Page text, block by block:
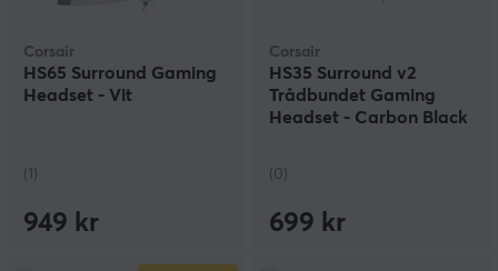
Corsair
HS65 Surround Gaming
Headset - Vit
(1)
949 kr
Corsair
HS35 Surround v2
Trådbundet Gaming
Headset - Carbon Black
(0)
699 kr